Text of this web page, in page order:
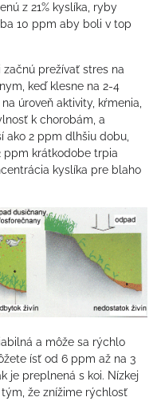
z 21% kyslíka, ryby
10 ppm aby boli v top
prežívať stres na
keď klesne na 2-4
úroveň aktivity, kŕmenia,
k chorobám, a
ako 2 ppm dlhšiu dobu,
ppm krátkodobe trpia
kyslíka pre blaho
a môže sa rýchlo
ísť od 6 ppm až na 3
je preplnená s koi. Nízkej
že znížime rýchlosť